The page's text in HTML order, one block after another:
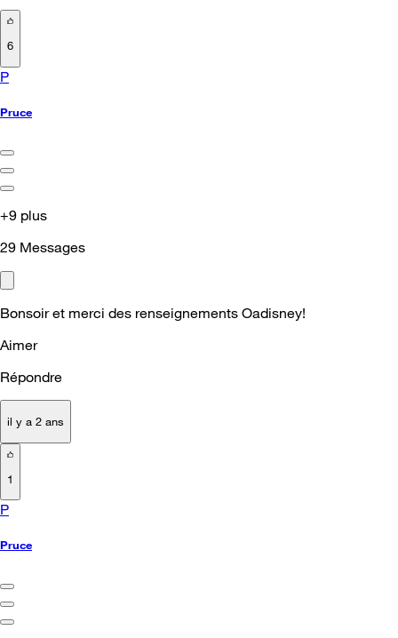
6
P
Pruce
+9 plus
29 Messages
Bonsoir et merci des renseignements Oadisney!
Aimer
Répondre
il y a 2 ans
1
P
Pruce